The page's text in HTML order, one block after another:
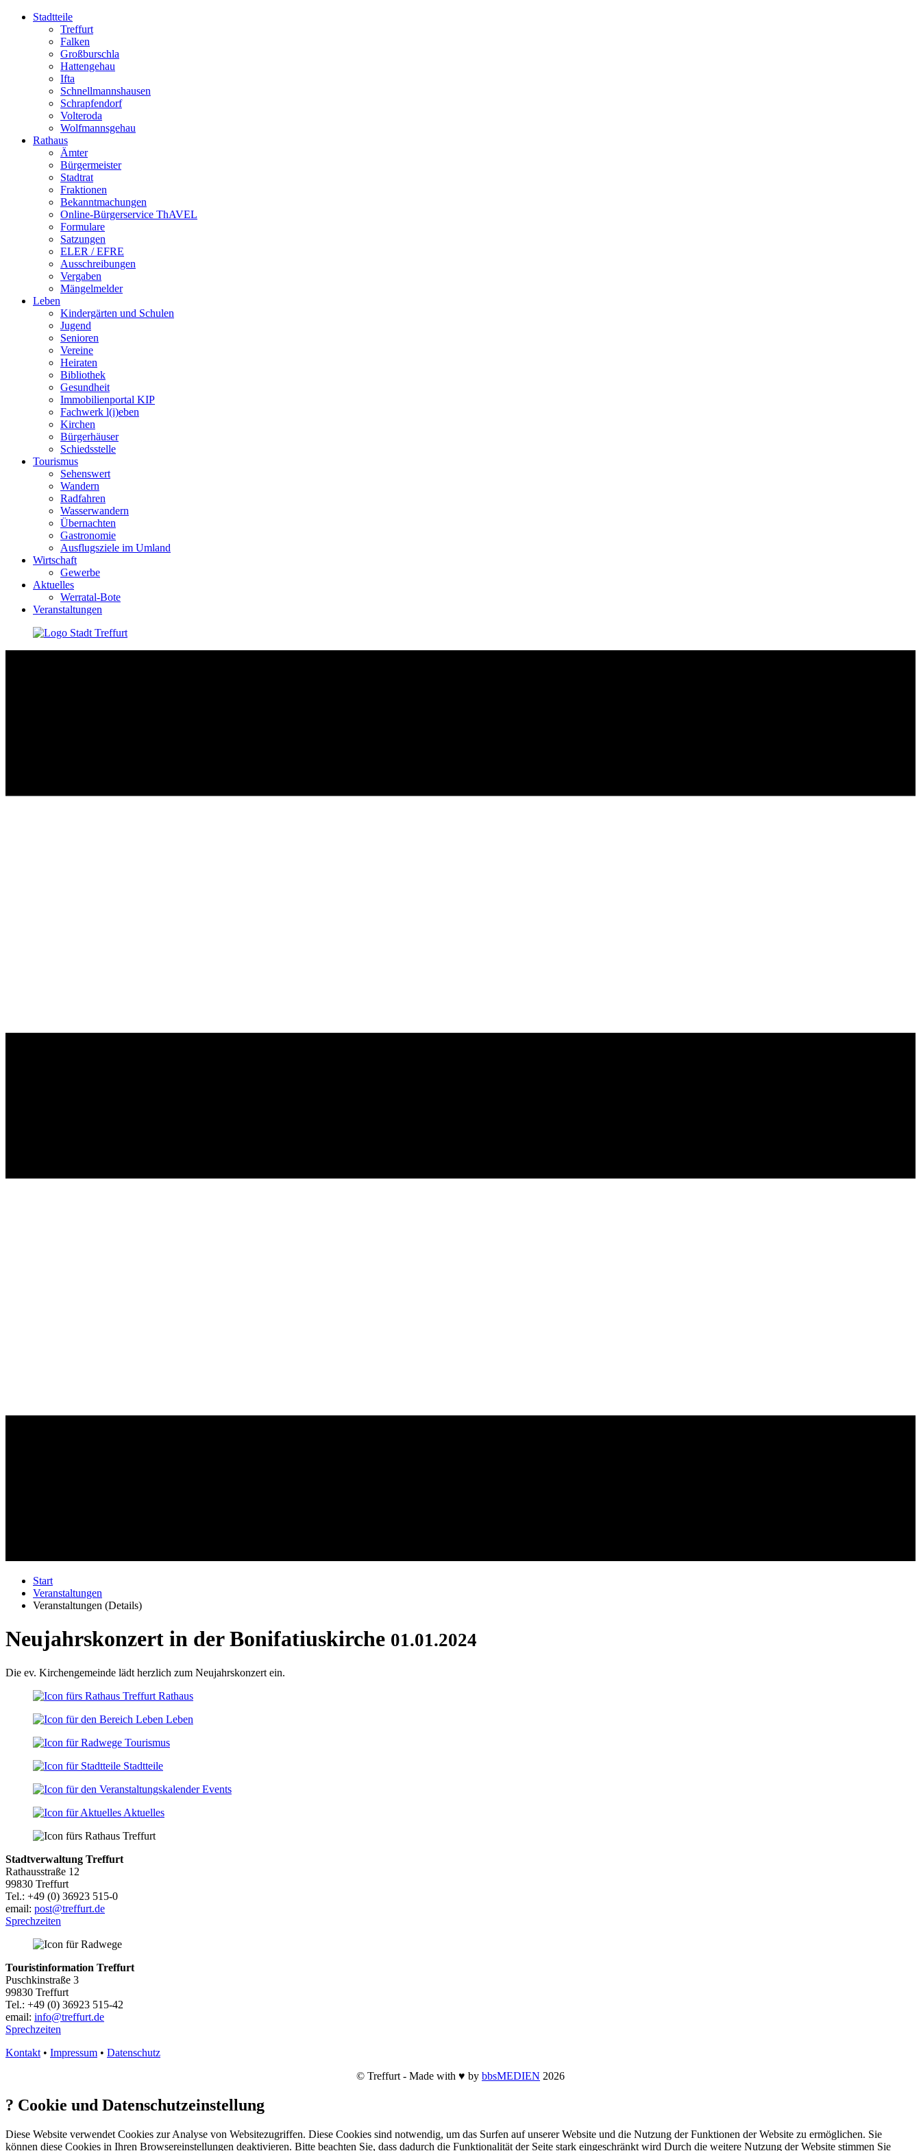
Stadtteile
Treffurt
Falken
Großburschla
Hattengehau
Ifta
Schnellmannshausen
Schrapfendorf
Volteroda
Wolfmannsgehau
Rathaus
Ämter
Bürgermeister
Stadtrat
Fraktionen
Bekanntmachungen
Online-Bürgerservice ThAVEL
Formulare
Satzungen
ELER / EFRE
Ausschreibungen
Vergaben
Mängelmelder
Leben
Kindergärten und Schulen
Jugend
Senioren
Vereine
Heiraten
Bibliothek
Gesundheit
Immobilienportal KIP
Fachwerk l(i)eben
Kirchen
Bürgerhäuser
Schiedsstelle
Tourismus
Sehenswert
Wandern
Radfahren
Wasserwandern
Übernachten
Gastronomie
Ausflugsziele im Umland
Wirtschaft
Gewerbe
Aktuelles
Werratal-Bote
Veranstaltungen
Start
Veranstaltungen
Veranstaltungen (Details)
Neujahrskonzert in der Bonifatiuskirche 01.01.2024
Die ev. Kirchengemeinde lädt herzlich zum Neujahrskonzert ein.
Rathaus
Leben
Tourismus
Stadtteile
Events
Aktuelles
Stadtverwaltung Treffurt
Rathausstraße 12
99830 Treffurt
Tel.: +49 (0) 36923 515-0
email: post@treffurt.de
Sprechzeiten
Touristinformation Treffurt
Puschkinstraße 3
99830 Treffurt
Tel.: +49 (0) 36923 515-42
email: info@treffurt.de
Sprechzeiten
Kontakt • Impressum • Datenschutz
© Treffurt - Made with ♥ by bbsMEDIEN 2026
? Cookie und Datenschutzeinstellung
Diese Website verwendet Cookies zur Analyse von Websitezugriffen. Diese Cookies sind notwendig, um das Surfen auf unserer Website und die Nutzung der Funktionen der Website zu ermöglichen. Sie
können diese Cookies in Ihren Browsereinstellungen deaktivieren. Bitte beachten Sie, dass dadurch die Funktionalität der Seite stark eingeschränkt wird Durch die weitere Nutzung der Website stimmen Sie